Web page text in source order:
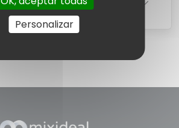
Personalizar